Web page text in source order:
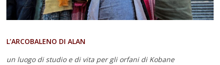
L’ARCOBALENO DI ALAN
un luogo di studio e di vita per gli orfani di Kobane